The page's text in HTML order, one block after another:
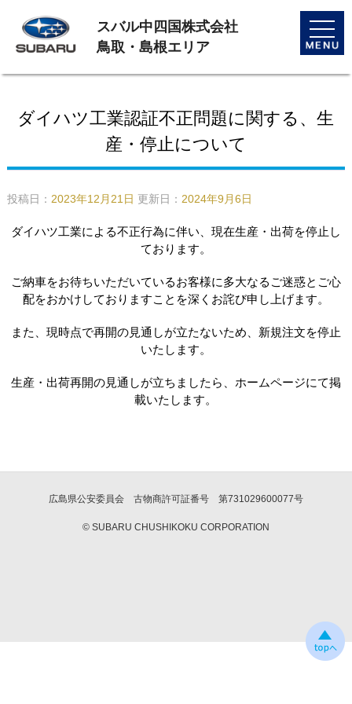
toggle
スバル中四国株式会社
鳥取・島根エリア
ダイハツ工業認証不正問題に関する、生
産・停止について
投稿日： 2023年12月21日 更新日： 2024年9月6日
ダイハツ工業による不正行為に伴い、現在生産・出荷を停止し
ております。
ご納車をお待ちいただいているお客様に多大なるご迷惑とご心
配をおかけしておりますことを深くお詫び申し上げます。
また、現時点で再開の見通しが立たないため、新規注文を停止
いたします。
生産・出荷再開の見通しが立ちましたら、ホームページにて掲
載いたします。
広島県公安委員会 古物商許可証番号 第731029600077号
© SUBARU CHUSHIKOKU CORPORATION